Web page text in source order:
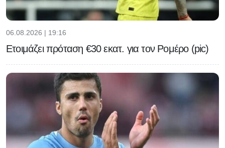
06.08.2026 | 19:16
Ετοιμάζει πρόταση €30 εκατ. για τον Ρομέρο (pic)